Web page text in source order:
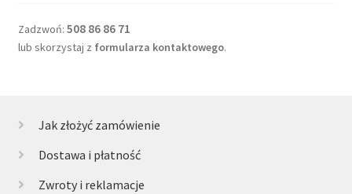
Zadzwoń: 508 86 86 71
lub skorzystaj z formularza kontaktowego.
Jak złożyć zamówienie
Dostawa i płatność
Zwroty i reklamacje